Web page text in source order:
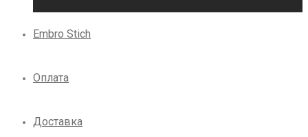
Embro Stich
Оплата
Доставка